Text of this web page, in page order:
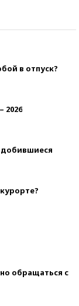
в отпуск?
2026
обращаться с